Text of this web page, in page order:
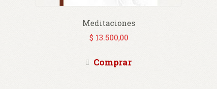
Meditaciones
$ 13.500,00
Comprar